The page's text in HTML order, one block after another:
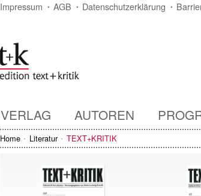
Impressum AGB Datenschutzerklärung
VERLAG AUTOREN
Home Literatur TEXT+KRITIK